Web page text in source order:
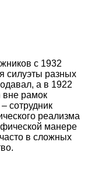
с 1932
силуэты разных
а в 1922
вне рамок
сотрудник
реализма
манере
в сложных